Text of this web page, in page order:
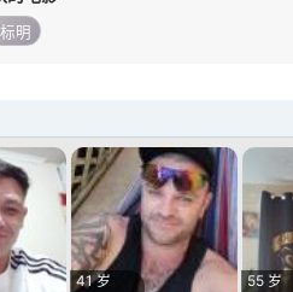
明
41 岁
55 岁